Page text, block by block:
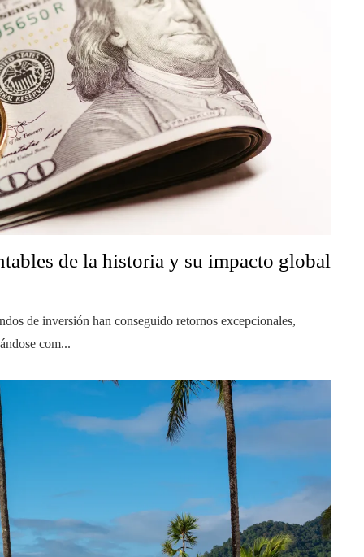
de la historia y su impacto global
de inversión han conseguido retornos excepcionales,
com...